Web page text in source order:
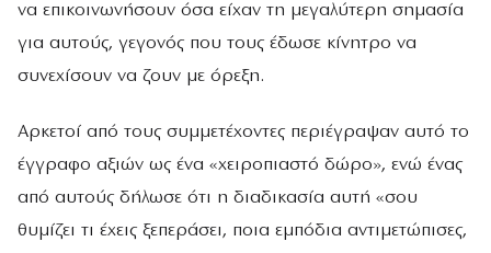
να επικοινωνήσουν όσα είχαν τη μεγαλύτερη σημασία
για αυτούς, γεγονός που τους έδωσε κίνητρο να
συνεχίσουν να ζουν με όρεξη.
Αρκετοί από τους συμμετέχοντες περιέγραψαν αυτό το
έγγραφο αξιών ως ένα «χειροπιαστό δώρο», ενώ ένας
από αυτούς δήλωσε ότι η διαδικασία αυτή «σου
θυμίζει τι έχεις ξεπεράσει, ποια εμπόδια αντιμετώπισες,